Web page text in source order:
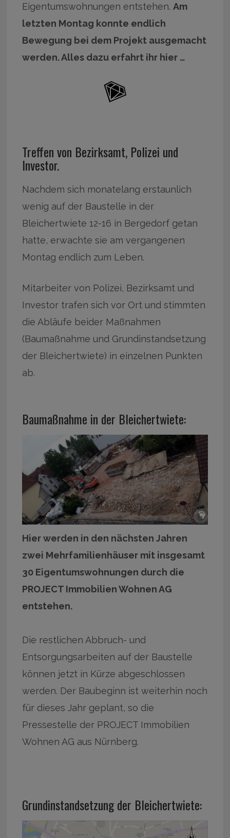
Eigentumswohnungen entstehen.Am
letzten Montag konnte endlich
Bewegung bei dem Projekt ausgemacht
werden. Alles dazu erfahrt ihr hier …
Treffen von Bezirksamt, Polizei und
Investor.
Nachdem sich monatelang erstaunlich
wenig auf der Baustelle in der
Bleichertwiete 12-16 in Bergedorf getan
hatte, erwachte sie am vergangenen
Montag endlich zum Leben.
Mitarbeiter von Polizei, Bezirksamt und
Investor trafen sich vor Ort und stimmten
die Abläufe beider Maßnahmen
(Baumaßnahme und Grundinstandsetzung
der Bleichertwiete) in einzelnen Punkten
ab.
Baumaßnahme in der Bleichertwiete:
Hier werden in den nächsten Jahren
zwei Mehrfamilienhäuser mit insgesamt
30 Eigentumswohnungen durch die
PROJECT Immobilien Wohnen AG
entstehen.
Die restlichen Abbruch- und
Entsorgungsarbeiten auf der Baustelle
können jetzt in Kürze abgeschlossen
werden. Der Baubeginn ist weiterhin noch
für dieses Jahr geplant, so die
Pressestelle der PROJECT Immobilien
Wohnen AG aus Nürnberg.
Grundinstandsetzung der Bleichertwiete: